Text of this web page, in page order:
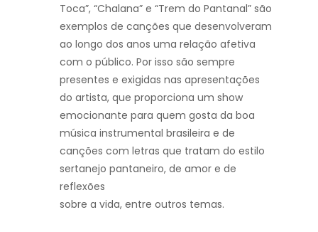
Toca”, “Chalana” e “Trem do Pantanal” são
exemplos de canções que desenvolveram
ao longo dos anos uma relação afetiva
com o público. Por isso são sempre
presentes e exigidas nas apresentações
do artista, que proporciona um show
emocionante para quem gosta da boa
música instrumental brasileira e de
canções com letras que tratam do estilo
sertanejo pantaneiro, de amor e de
reflexões
sobre a vida, entre outros temas.